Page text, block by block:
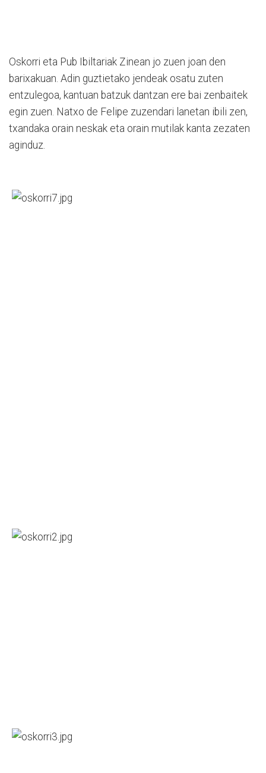
Oskorri eta Pub Ibiltariak Zinean jo zuen joan den
barixakuan. Adin guztietako jendeak osatu zuten
entzulegoa, kantuan batzuk dantzan ere bai zenbaitek
egin zuen. Natxo de Felipe zuzendari lanetan ibili zen,
txandaka orain neskak eta orain mutilak kanta zezaten
aginduz.